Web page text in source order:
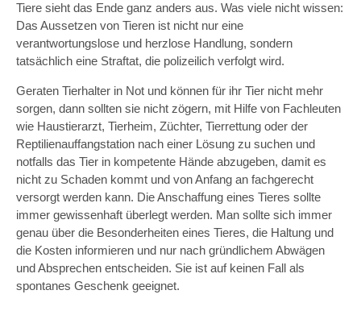
Tiere sieht das Ende ganz anders aus. Was viele nicht wissen:
Das Aussetzen von Tieren ist nicht nur eine
verantwortungslose und herzlose Handlung, sondern
tatsächlich eine Straftat, die polizeilich verfolgt wird.
Geraten Tierhalter in Not und können für ihr Tier nicht mehr
sorgen, dann sollten sie nicht zögern, mit Hilfe von Fachleuten
wie Haustierarzt, Tierheim, Züchter, Tierrettung oder der
Reptilienauffangstation nach einer Lösung zu suchen und
notfalls das Tier in kompetente Hände abzugeben, damit es
nicht zu Schaden kommt und von Anfang an fachgerecht
versorgt werden kann. Die Anschaffung eines Tieres sollte
immer gewissenhaft überlegt werden. Man sollte sich immer
genau über die Besonderheiten eines Tieres, die Haltung und
die Kosten informieren und nur nach gründlichem Abwägen
und Absprechen entscheiden. Sie ist auf keinen Fall als
spontanes Geschenk geeignet.